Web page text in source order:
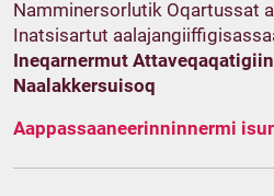
Namminersorlutik Oqartussat
Inatsisartut
Ineqarnermut
Naalakkersuisoq
Aappassaaneerinninnermi